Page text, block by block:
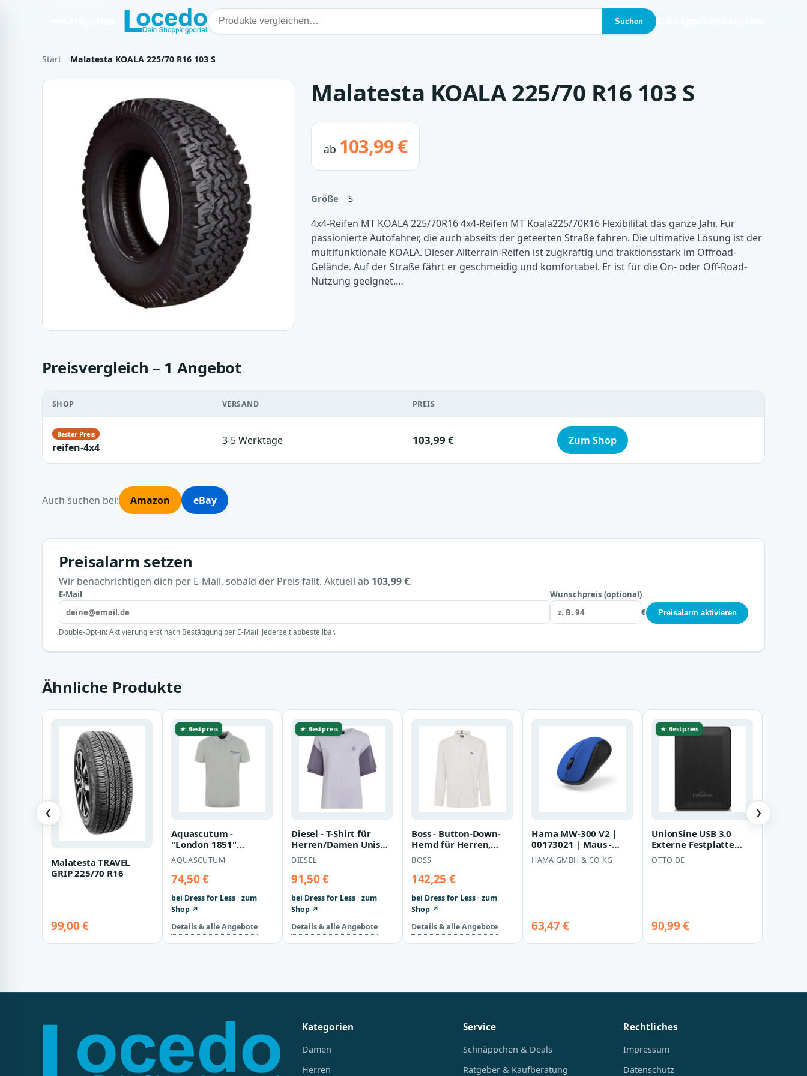
Suchen
Start Malatesta KOALA 225/70 R16 103 S
Malatesta KOALA 225/70 R16 103 S
ab 103,99 €
Größe S
4x4-Reifen MT KOALA 225/70R16 4x4-Reifen MT Koala225/70R16 Flexibilität das ganze Jahr. Für
passionierte Autofahrer, die auch abseits der geteerten Straße fahren. Die ultimative Lösung ist der
multifunktionale KOALA. Dieser Allterrain-Reifen ist zugkräftig und traktionsstark im Offroad-
Gelände. Auf der Straße fährt er geschmeidig und komfortabel. Er ist für die On- oder Off-Road-
Nutzung geeignet.…
Preisvergleich – 1 Angebot
SHOP VERSAND PREIS
reifen-4x4
3-5 Werktage 103,99 € Zum Shop
Auch suchen bei: Amazon eBay
Preisalarm setzen
Wir benachrichtigen dich per E-Mail, sobald der Preis fällt. Aktuell ab 103,99 €.
E-Mail
Wunschpreis (optional)
€
Preisalarm aktivieren
Double-Opt-in: Aktivierung erst nach Bestätigung per E-Mail. Jederzeit abbestellbar.
Ähnliche Produkte
❮
Malatesta TRAVEL
GRIP 225/70 R16
99,00 €
★ Bestpreis
Aquascutum -
"London 1851"
Poloshirt für
Herren/Damen Unisex
(Grau)
AQUASCUTUM
74,50 €
bei Dress for Less · zum
Shop ↗
Details & alle Angebote
★ Bestpreis
Diesel - T-Shirt für
Herren/Damen Unisex
(Violett)
DIESEL
91,50 €
bei Dress for Less · zum
Shop ↗
Details & alle Angebote
Boss - Button-Down-
Hemd für Herren,
Langärmlig (Weiß)
BOSS
142,25 €
bei Dress for Less · zum
Shop ↗
Details & alle Angebote
Hama MW-300 V2 |
00173021 | Maus -
leise
HAMA GMBH & CO KG
63,47 €
★ Bestpreis
UnionSine USB 3.0
Externe Festplatte
HD2513 2TB 2,5" HDD
PC Laptop Spe…
OTTO DE
90,99 €
❯
Kategorien
Damen
Herren
Service
Schnäppchen & Deals
Ratgeber & Kaufberatung
Rechtliches
Impressum
Datenschutz